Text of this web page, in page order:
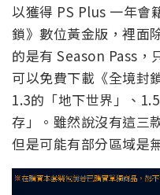
以獲得 PS Plus 一年會
鎖》數位黃金版，裡面
的是有 Season Pass，
可以免費下載《全境封
1.3的「地下世界」、
存」。雖然說沒有這三
但是可能有部分區域是